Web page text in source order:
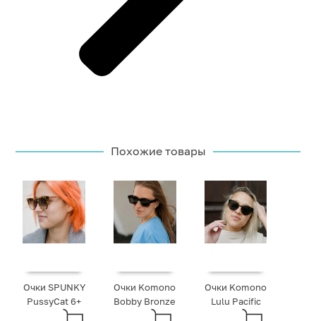
Похожие товары
Очки SPUNKY
PussyCat 6+
Очки Komono
Bobby Bronze
Очки Komono
Lulu Pacific